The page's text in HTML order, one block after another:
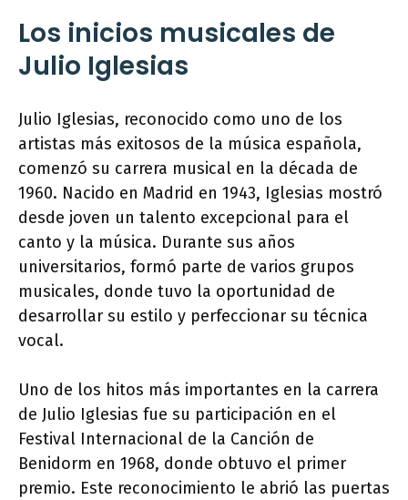
Los inicios musicales de
Julio Iglesias
Julio Iglesias, reconocido como uno de los
artistas más exitosos de la música española,
comenzó su carrera musical en la década de
1960. Nacido en Madrid en 1943, Iglesias mostró
desde joven un talento excepcional para el
canto y la música. Durante sus años
universitarios, formó parte de varios grupos
musicales, donde tuvo la oportunidad de
desarrollar su estilo y perfeccionar su técnica
vocal.
Uno de los hitos más importantes en la carrera
de Julio Iglesias fue su participación en el
Festival Internacional de la Canción de
Benidorm en 1968, donde obtuvo el primer
premio. Este reconocimiento le abrió las puertas